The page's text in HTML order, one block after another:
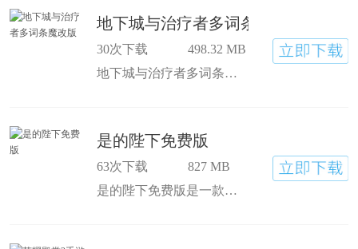
地下城与治疗者多词条魔改版
30次下载
498.32 MB
地下城与治疗者多词条魔改版是一款角色扮演类手游，地下城与治疗者21亿金币修改版有多位英雄可以免费招募获得，在不断的探索冒险途中，玩家还要注意阵型搭配的问题，最重要的是及时补血！
是的陛下免费版
63次下载
827 MB
是的陛下免费版是一款角色扮演类手游，是的陛下官方版中文版以中世纪时期的背景为主，作为拥王者，你必须处理各种问题并让人民幸福快乐，你每天都要应对各种危机，如果有得力的大臣一起帮忙工作，效果就会事半功倍！